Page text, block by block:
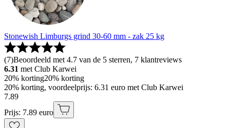
Stonewish Limburgs grind 30-60 mm - zak 25 kg
(7)Beoordeeld met 4.7 van de 5 sterren, 7 klantreviews
6.31 met Club Karwei
20% korting20% korting
20% korting, voordeelprijs: 6.31 euro met Club Karwei
7.89
Prijs: 7.89 euro